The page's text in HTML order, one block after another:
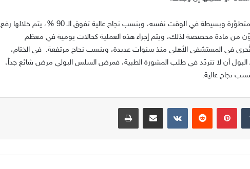
المرحلة الثالثة تشمل إجراء عمليات جراحية متطوّرة وبسيطة في الوقت نفسه، وبنسب نجاح عالية تفوق الـ 90 %، يتم خلالها رفع
من مادة مخصصة لذلك، ويتم إجراء هذه العملية كحالات يومية في معظم
تُجرى في المستشفى الأهلي منذ سنوات عديدة، وبنسب نجاح مرتفعة. في الختام،
أن لا تتردّد في طلب المشورة الطبية، فمرض السلس البولي مرض شائع جداً،
نجاح عالية.
بينتيريست مشاركة عبر البريد طباعة